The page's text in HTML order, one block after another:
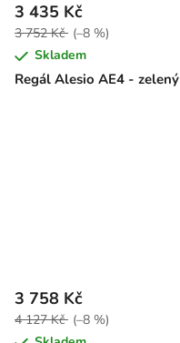
Regál Alesio AE4 - zelený
3 435 Kč
3 752 Kč (–8 %)
Skladem
3 758 Kč
4 127 Kč (–8 %)